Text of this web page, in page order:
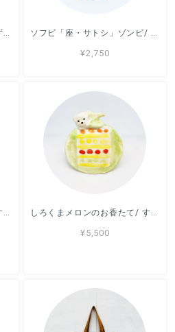
パンダソフトの一輪挿し/ すずきたまみ / 陶芸作品 ソフビ「座・サトシ」ゾンビ/ ソフビ / デハラユキノリ
¥2,750
¥5,500